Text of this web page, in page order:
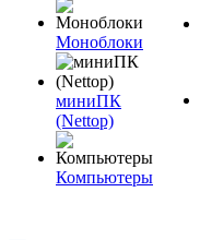
Моноблоки
миниПК
(Nettop)
Компьютеры